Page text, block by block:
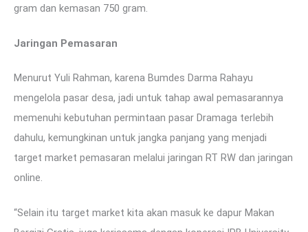
gram dan kemasan 750 gram.
Jaringan Pemasaran
Menurut Yuli Rahman, karena Bumdes Darma Rahayu
mengelola pasar desa, jadi untuk tahap awal pemasarannya
memenuhi kebutuhan permintaan pasar Dramaga terlebih
dahulu, kemungkinan untuk jangka panjang yang menjadi
target market pemasaran melalui jaringan RT RW dan jaringan
online.
“Selain itu target market kita akan masuk ke dapur Makan